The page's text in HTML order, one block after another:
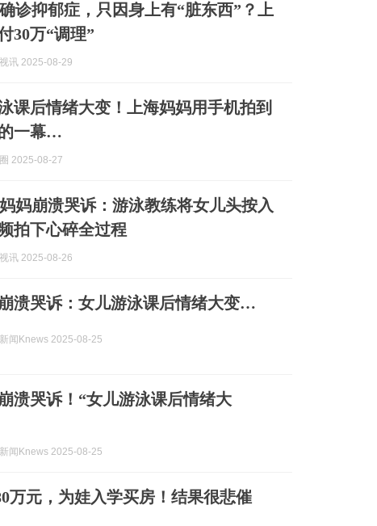
诊抑郁症，只因身上有“脏东西”？上
30万“调理”
讯 2025-08-29
课后情绪大变！上海妈妈用手机拍到
一幕…
圈 2025-08-27
妈崩溃哭诉：游泳教练将女儿头按入
拍下心碎全过程
讯 2025-08-26
溃哭诉：女儿游泳课后情绪大变…
闻Knews 2025-08-25
溃哭诉！“女儿游泳课后情绪大
闻Knews 2025-08-25
万元，为娃入学买房！结果很悲催